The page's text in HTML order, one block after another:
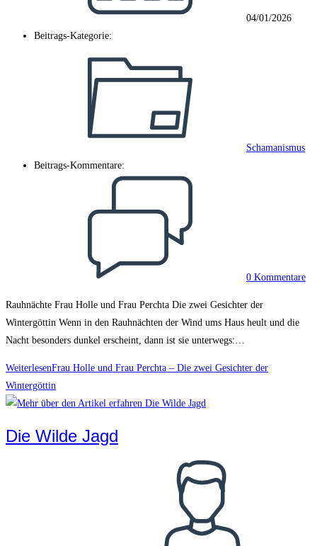
04/01/2026
Beitrags-Kategorie:
Schamanismus
Beitrags-Kommentare:
0 Kommentare
Rauhnächte Frau Holle und Frau Perchta Die zwei Gesichter der
Wintergöttin Wenn in den Rauhnächten der Wind ums Haus heult und die
Nacht besonders dunkel erscheint, dann ist sie unterwegs:…
WeiterlesenFrau Holle und Frau Perchta – Die zwei Gesichter der
Wintergöttin
Die Wilde Jagd